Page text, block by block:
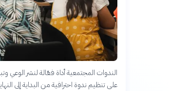
الندوات المجتمعية أداة فعّالة لنشر الوعي
على تنظيم ندوة احترافية من البداية إلى